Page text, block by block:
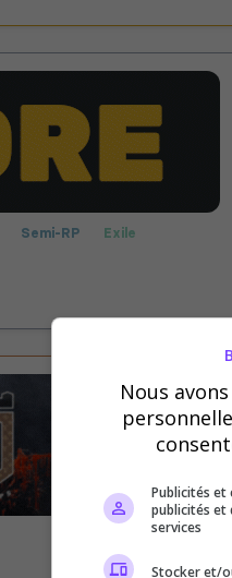
Semi-RP
Exile
Nous
Publicités et
publicités et
services
Stocker et/